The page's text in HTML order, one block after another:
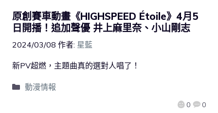
原創賽車動畫《HIGHSPEED Étoile》4月5
日開播！追加聲優 井上麻里奈、小山剛志
2024/03/08 作者: 星藍
0 0
新PV超燃，主題曲真的選對人唱了！
動漫情報